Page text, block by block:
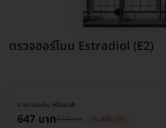
ตรวจฮอร์โมน Estradiol (E2)
ราคาจองกับ HDmall
647 บาท660 บาท ประหยัด 2%